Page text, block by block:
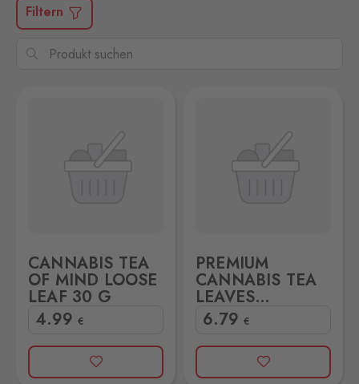
Filtern
CANNABIS TEA
OF MIND LOOSE
LEAF 30 G
4.99 €
PREMIUM
CANNABIS TEA
LEAVES
INFUSION 10G
6.79 €